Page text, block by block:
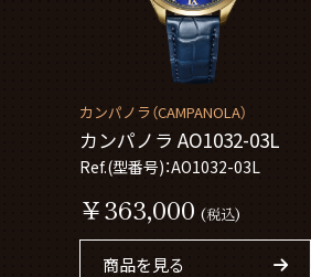
カンパノラ（CAMPANOLA）
カンパノラ AO1032-03L
Ref.(型番号)：AO1032-03L
￥363,000 (税込)
商品を見る